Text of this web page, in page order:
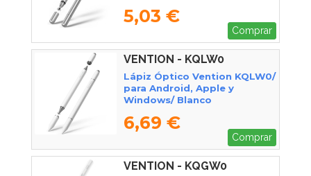
5,03 €
Comprar
VENTION - KQLW0
Lápiz Óptico Vention KQLW0/
para Android, Apple y
Windows/ Blanco
6,69 €
Comprar
VENTION - KQGW0